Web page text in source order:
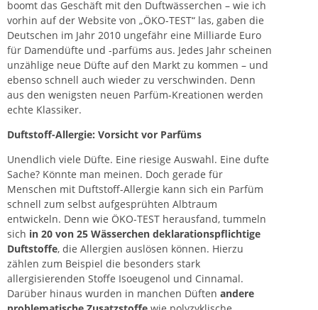
boomt das Geschäft mit den Duftwässerchen – wie ich
vorhin auf der Website von „ÖKO-TEST“ las, gaben die
Deutschen im Jahr 2010 ungefähr eine Milliarde Euro
für Damendüfte und -parfüms aus. Jedes Jahr scheinen
unzählige neue Düfte auf den Markt zu kommen – und
ebenso schnell auch wieder zu verschwinden. Denn
aus den wenigsten neuen Parfüm-Kreationen werden
echte Klassiker.
Duftstoff-Allergie: Vorsicht vor Parfüms
Unendlich viele Düfte. Eine riesige Auswahl. Eine dufte
Sache? Könnte man meinen. Doch gerade für
Menschen mit Duftstoff-Allergie kann sich ein Parfüm
schnell zum selbst aufgesprühten Albtraum
entwickeln. Denn wie ÖKO-TEST herausfand, tummeln
sich in 20 von 25 Wässerchen deklarationspflichtige
Duftstoffe, die Allergien auslösen können. Hierzu
zählen zum Beispiel die besonders stark
allergisierenden Stoffe Isoeugenol und Cinnamal.
Darüber hinaus wurden in manchen Düften andere